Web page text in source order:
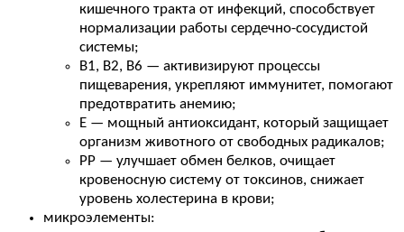
кишечного тракта от инфекций, способствует
нормализации работы сердечно-сосудистой
системы;
В1, В2, В6 — активизируют процессы
пищеварения, укрепляют иммунитет, помогают
предотвратить анемию;
Е — мощный антиоксидант, который защищает
организм животного от свободных радикалов;
РР — улучшает обмен белков, очищает
кровеносную систему от токсинов, снижает
уровень холестерина в крови;
микроэлементы: